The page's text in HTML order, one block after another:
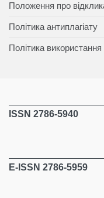
Положення про
Політика антиплагіату
Політика
ISSN 2786-5940
E-ISSN 2786-5959